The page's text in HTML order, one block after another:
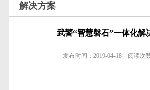
解决方案
武警“智慧磐石”一体化解
发布时间： 2019-04-18 阅读次